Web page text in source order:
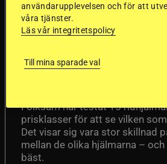
Dyraste
sämst i test
Folksam har testat 15
prisklasser för att se vilken
Det visar sig vara stor skillnad
mellan de olika hjälmarna –
bäst.
användarupplevelsen och för att
våra tjänster.
Läs vår integritetspolicy
Till mina sparade val